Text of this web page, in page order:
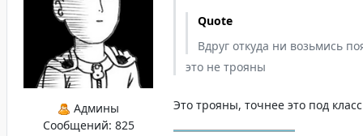
Админы
Сообщений: 825
Quote
Вдруг откуда ни возьмись
это не трояны
Это трояны, точнее это под